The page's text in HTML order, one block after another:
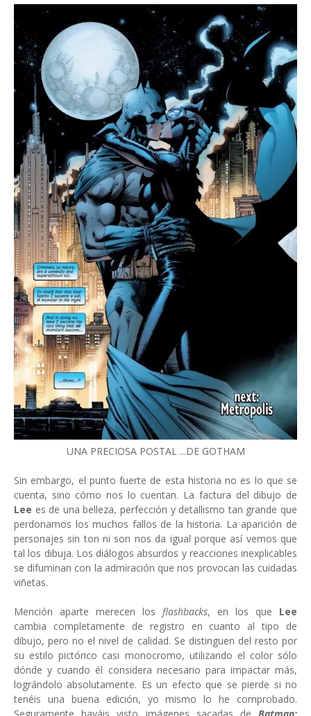
UNA PRECIOSA POSTAL ...DE GOTHAM
Sin embargo, el punto fuerte de esta historia no es lo que se
cuenta, sino cómo nos lo cuentan. La factura del dibujo de
Lee es de una belleza, perfección y detallismo tan grande que
perdonamos los muchos fallos de la historia. La aparición de
personajes sin ton ni son nos da igual porque así vemos que
tal los dibuja. Los diálogos absurdos y reacciones inexplicables
se difuminan con la admiración que nos provocan las cuidadas
viñetas.
Mención aparte merecen los flashbacks, en los que Lee
cambia completamente de registro en cuanto al tipo de
dibujo, pero no el nivel de calidad. Se distinguen del resto por
su estilo pictórico casi monocromo, utilizando el color sólo
dónde y cuando él considera necesario para impactar más,
lográndolo absolutamente. Es un efecto que se pierde si no
tenéis una buena edición, yo mismo lo he comprobado.